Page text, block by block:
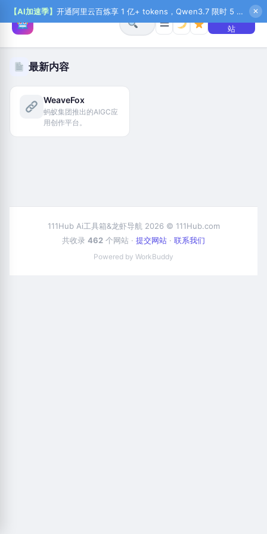
【AI加速季】 开通阿里云百炼享 1 亿+ tokens，Qwen3.7 限时 5 折起，秒悟新注送 1 万积分，加入 OPC 赢百万助力金，QoderWork CN 首月 0 元 ✕
☰
+ 提交网
站
最新内容
WeaveFox
蚂蚁集团推出的AIGC应
用创作平台。
111Hub Ai工具箱&龙虾导航 2026 © 111Hub.com
共收录 462 个网站 · 提交网站 · 联系我们
Powered by WorkBuddy